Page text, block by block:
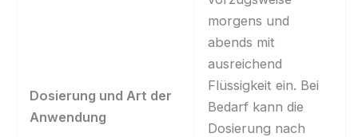
Dosierung und Art der
Anwendung
morgens und
abends mit
ausreichend
Flüssigkeit ein. Bei
Bedarf kann die
Dosierung nach